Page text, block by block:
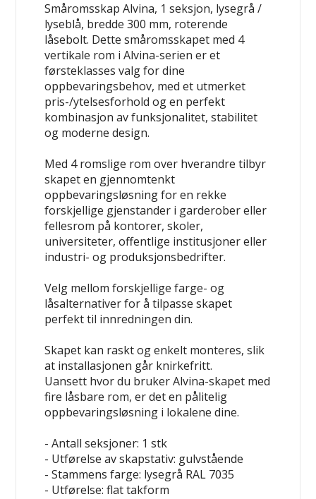
Småromsskap Alvina, 1 seksjon, lysegrå /
lyseblå, bredde 300 mm, roterende
låsebolt. Dette småromsskapet med 4
vertikale rom i Alvina-serien er et
førsteklasses valg for dine
oppbevaringsbehov, med et utmerket
pris-/ytelsesforhold og en perfekt
kombinasjon av funksjonalitet, stabilitet
og moderne design.
Med 4 romslige rom over hverandre tilbyr
skapet en gjennomtenkt
oppbevaringsløsning for en rekke
forskjellige gjenstander i garderober eller
fellesrom på kontorer, skoler,
universiteter, offentlige institusjoner eller
industri- og produksjonsbedrifter.
Velg mellom forskjellige farge- og
låsalternativer for å tilpasse skapet
perfekt til innredningen din.
Skapet kan raskt og enkelt monteres, slik
at installasjonen går knirkefritt.
Uansett hvor du bruker Alvina-skapet med
fire låsbare rom, er det en pålitelig
oppbevaringsløsning i lokalene dine.
- Antall seksjoner: 1 stk
- Utførelse av skapstativ: gulvstående
- Stammens farge: lysegrå RAL 7035
- Utførelse: flat takform